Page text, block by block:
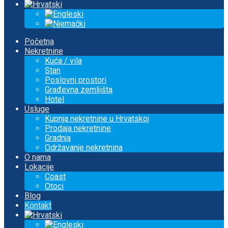
Početna
Nekretnine
Kuća / vila
Stan
Poslovni prostori
Građevna zemljišta
Hotel
Usluge
Kupnja nekretnine u Hrvatskoj
Prodaja nekretnine
Gradnja
Održavanje nekretnina
O nama
Lokacije
Coast
Otoci
Blog
Kontakt